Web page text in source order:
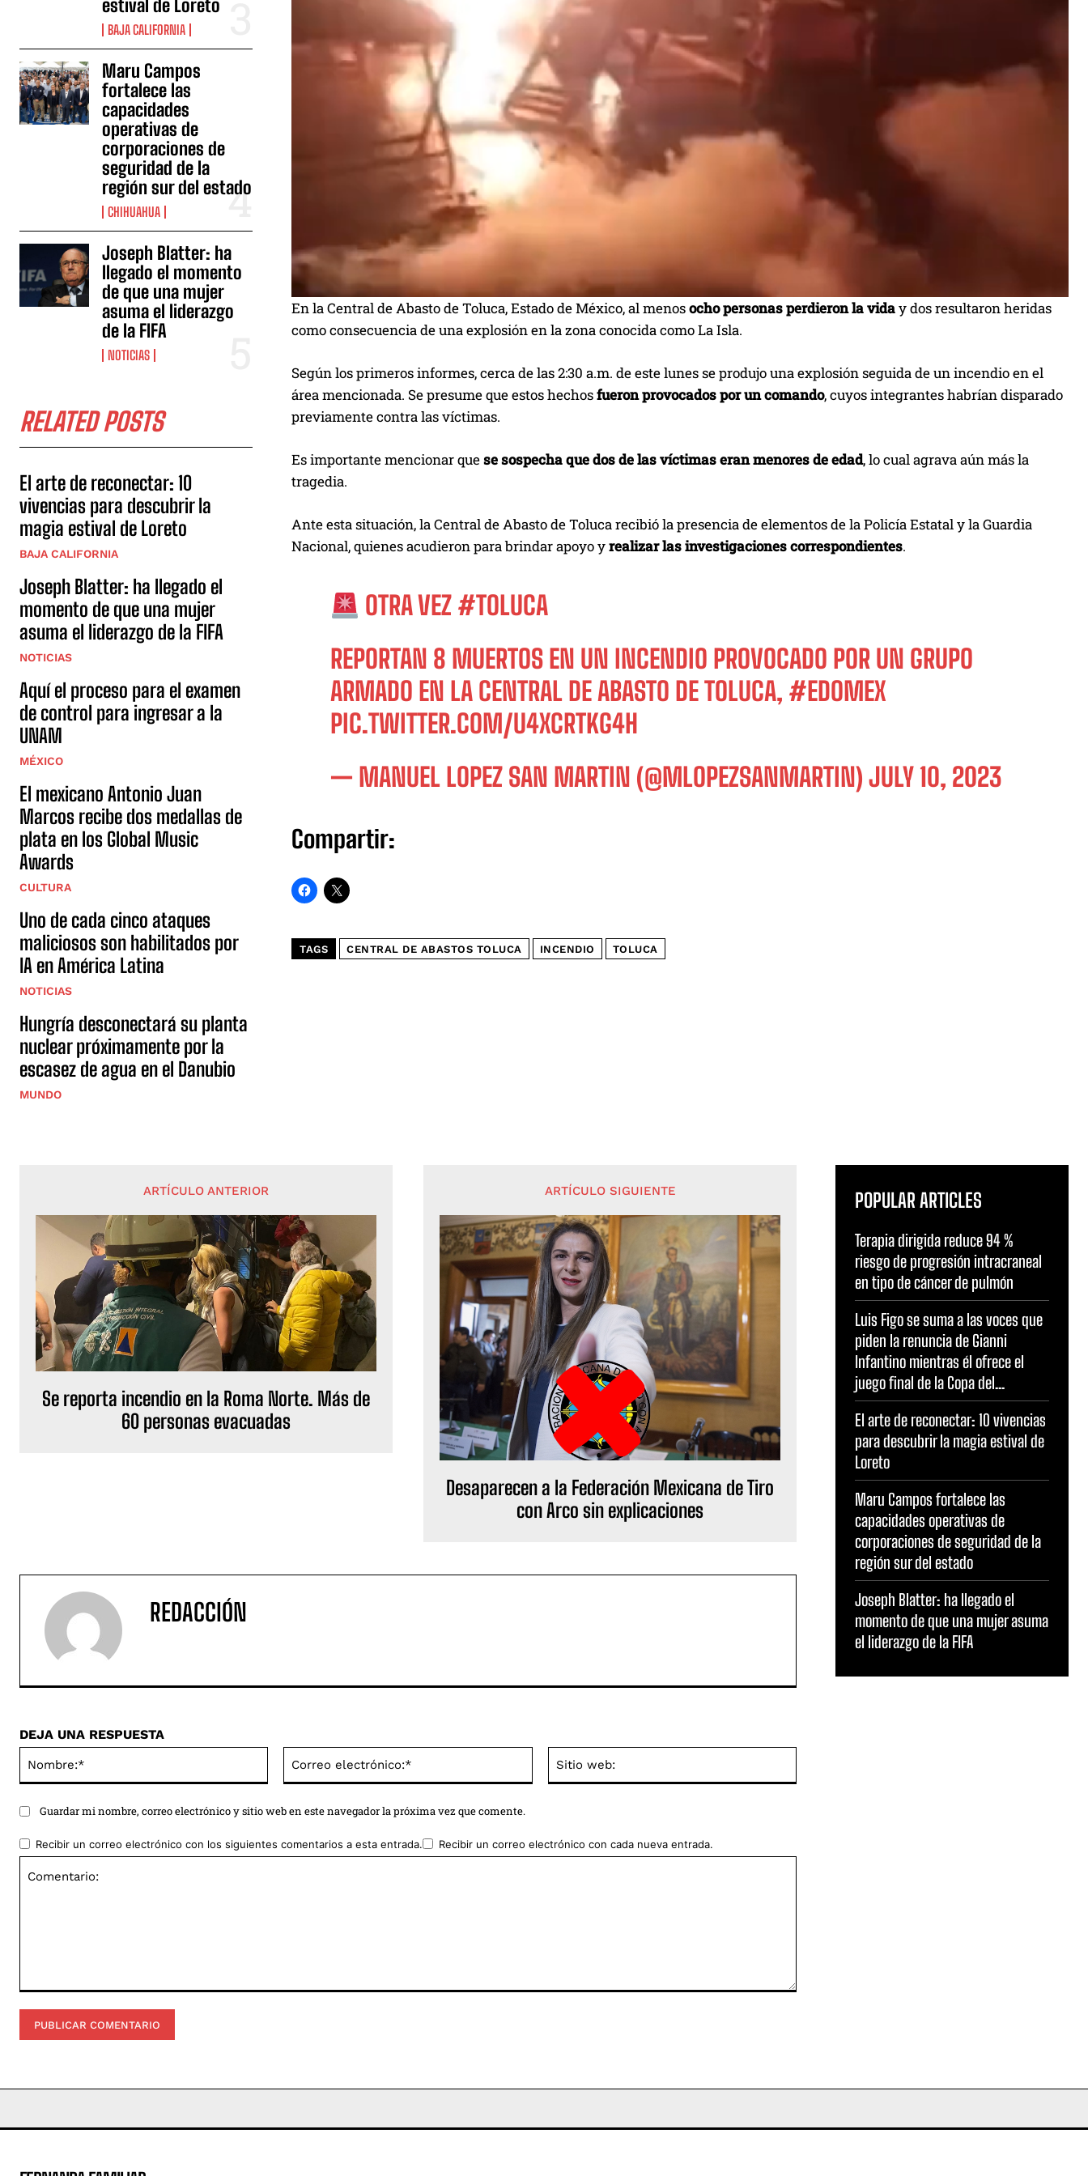
estival de Loreto
BAJA CALIFORNIA
Maru Campos
fortalece las
capacidades
operativas de
corporaciones de
seguridad de la
región sur del estado
CHIHUAHUA
Joseph Blatter: ha
llegado el momento
de que una mujer
asuma el liderazgo
de la FIFA
NOTICIAS
RELATED POSTS
El arte de reconectar: 10
vivencias para descubrir la
magia estival de Loreto
BAJA CALIFORNIA
Joseph Blatter: ha llegado el
momento de que una mujer
asuma el liderazgo de la FIFA
NOTICIAS
Aquí el proceso para el examen
de control para ingresar a la
UNAM
MÉXICO
El mexicano Antonio Juan
Marcos recibe dos medallas de
plata en los Global Music
Awards
CULTURA
Uno de cada cinco ataques
maliciosos son habilitados por
IA en América Latina
NOTICIAS
Hungría desconectará su planta
nuclear próximamente por la
escasez de agua en el Danubio
MUNDO
En la Central de Abasto de Toluca, Estado de México, al menosocho personas perdieron la viday dos resultaron heridas
como consecuencia de una explosión en la zona conocida como La Isla.
Según los primeros informes, cerca de las 2:30 a.m. de este lunes se produjo una explosión seguida de un incendio en el
área mencionada. Se presume que estos hechosfueron provocados por un comando, cuyos integrantes habrían disparado
previamente contra las víctimas.
Es importante mencionar quese sospecha que dos de las víctimas eran menores de edad, lo cual agrava aún más la
tragedia.
Ante esta situación, la Central de Abasto de Toluca recibió la presencia de elementos de la Policía Estatal y la Guardia
Nacional, quienes acudieron para brindar apoyo yrealizar las investigaciones correspondientes.
OTRA VEZ #TOLUCA
REPORTAN 8 MUERTOS EN UN INCENDIO PROVOCADO POR UN GRUPO
ARMADO EN LA CENTRAL DE ABASTO DE TOLUCA, #EDOMEX
PIC.TWITTER.COM/U4XCRTKG4H
— MANUEL LOPEZ SAN MARTIN (@MLOPEZSANMARTIN) JULY 10, 2023
Compartir:
TAGS CENTRAL DE ABASTOS TOLUCA INCENDIO TOLUCA
ARTÍCULO ANTERIOR
Se reporta incendio en la Roma Norte. Más de
60 personas evacuadas
ARTÍCULO SIGUIENTE
Desaparecen a la Federación Mexicana de Tiro
con Arco sin explicaciones
REDACCIÓN
DEJA UNA RESPUESTA
electrónico:*
Guardar mi nombre, correo electrónico y sitio web en este navegador la próxima vez que comente.
Recibir un correo electrónico con los siguientes comentarios a esta entrada. Recibir un correo electrónico con cada nueva entrada.
POPULAR ARTICLES
Terapia dirigida reduce 94 %
riesgo de progresión intracraneal
en tipo de cáncer de pulmón
Luis Figo se suma a las voces que
piden la renuncia de Gianni
Infantino mientras él ofrece el
juego final de la Copa del...
El arte de reconectar: 10 vivencias
para descubrir la magia estival de
Loreto
Maru Campos fortalece las
capacidades operativas de
corporaciones de seguridad de la
región sur del estado
Joseph Blatter: ha llegado el
momento de que una mujer asuma
el liderazgo de la FIFA